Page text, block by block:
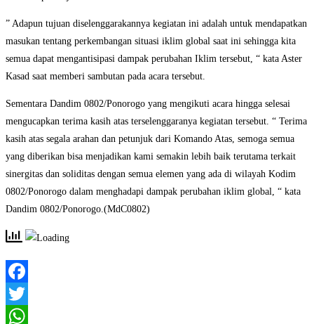
” Adapun tujuan diselenggarakannya kegiatan ini adalah untuk mendapatkan
masukan tentang perkembangan situasi iklim global saat ini sehingga kita
semua dapat mengantisipasi dampak perubahan Iklim tersebut, “ kata Aster
Kasad saat memberi sambutan pada acara tersebut.
Sementara Dandim 0802/Ponorogo yang mengikuti acara hingga selesai
mengucapkan terima kasih atas terselenggaranya kegiatan tersebut. “ Terima
kasih atas segala arahan dan petunjuk dari Komando Atas, semoga semua
yang diberikan bisa menjadikan kami semakin lebih baik terutama terkait
sinergitas dan soliditas dengan semua elemen yang ada di wilayah Kodim
0802/Ponorogo dalam menghadapi dampak perubahan iklim global, “ kata
Dandim 0802/Ponorogo.(MdC0802)
Facebook
Twitter